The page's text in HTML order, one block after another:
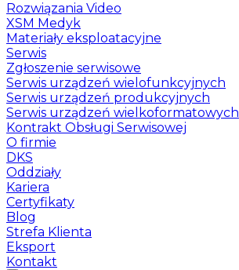
Rozwiązania Video
XSM Medyk
Materiały eksploatacyjne
Serwis
Zgłoszenie serwisowe
Serwis urządzeń wielofunkcyjnych
Serwis urządzeń produkcyjnych
Serwis urządzeń wielkoformatowych
Kontrakt Obsługi Serwisowej
O firmie
DKS
Oddziały
Kariera
Certyfikaty
Blog
Strefa Klienta
Eksport
Kontakt